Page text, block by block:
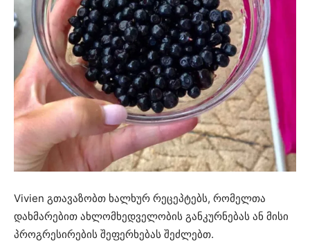
Vivien გთავაზობთ ხალხურ რეცეპტებს, რომელთა
დახმარებით ახლომხედველობის განკურნებას ან მისი
პროგრესირების შეფერხებას შეძლებთ.